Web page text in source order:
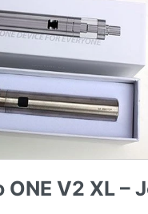
ONE V2 XL –